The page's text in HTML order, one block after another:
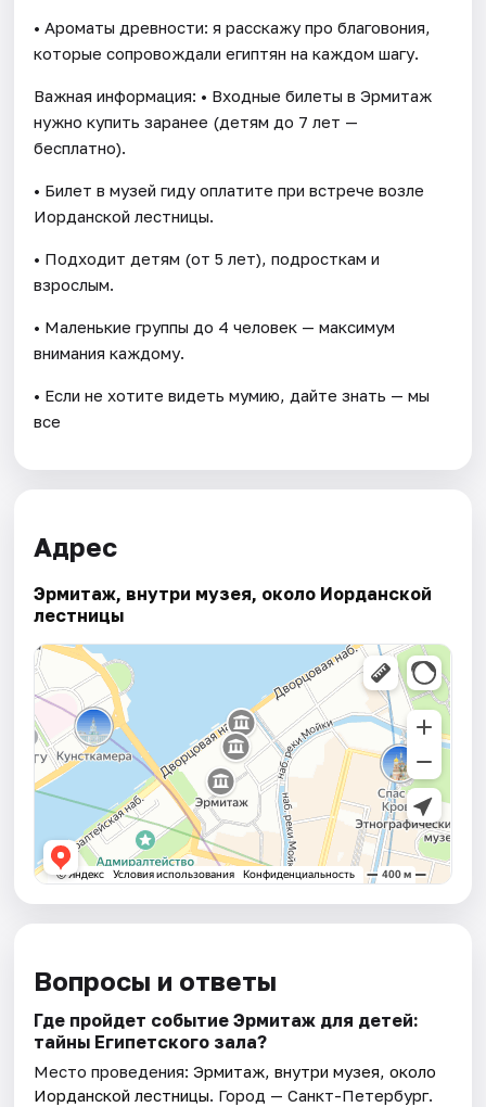
• Ароматы древности: я расскажу про благовония,
которые сопровождали египтян на каждом шагу.
Важная информация: • Входные билеты в Эрмитаж
нужно купить заранее (детям до 7 лет —
бесплатно).
• Билет в музей гиду оплатите при встрече возле
Иорданской лестницы.
• Подходит детям (от 5 лет), подросткам и
взрослым.
• Маленькие группы до 4 человек — максимум
внимания каждому.
• Если не хотите видеть мумию, дайте знать — мы
все
Адрес
Эрмитаж, внутри музея, около Иорданской
лестницы
Вопросы и ответы
Где пройдет событие Эрмитаж для детей:
тайны Египетского зала?
Место проведения:Эрмитаж, внутри музея, около
Иорданской лестницы. Город — Санкт-Петербург.